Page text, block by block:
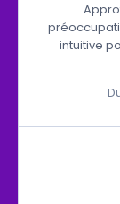
intuitive